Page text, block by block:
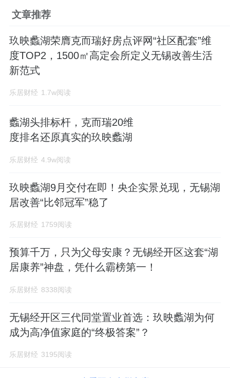
文章推荐
玖映蠡湖荣膺克而瑞好房点评网“社区配套”维
度TOP2，1500㎡高定会所定义无锡改善生活
新范式
乐居财经 1.7w阅读
蠡湖头排标杆，克而瑞20维
度排名还原真实的玖映蠡湖
乐居财经 4.9w阅读
玖映蠡湖9月交付在即！央企实景兑现，无锡湖
居改善“比邻冠军”稳了
乐居财经 1759阅读
预算千万，只为父母安康？无锡经开区这套“湖
居康养”神盘，凭什么霸榜第一！
乐居财经 8338阅读
无锡经开区三代同堂置业首选：玖映蠡湖为何
成为高净值家庭的“终极答案”？
乐居财经 3195阅读